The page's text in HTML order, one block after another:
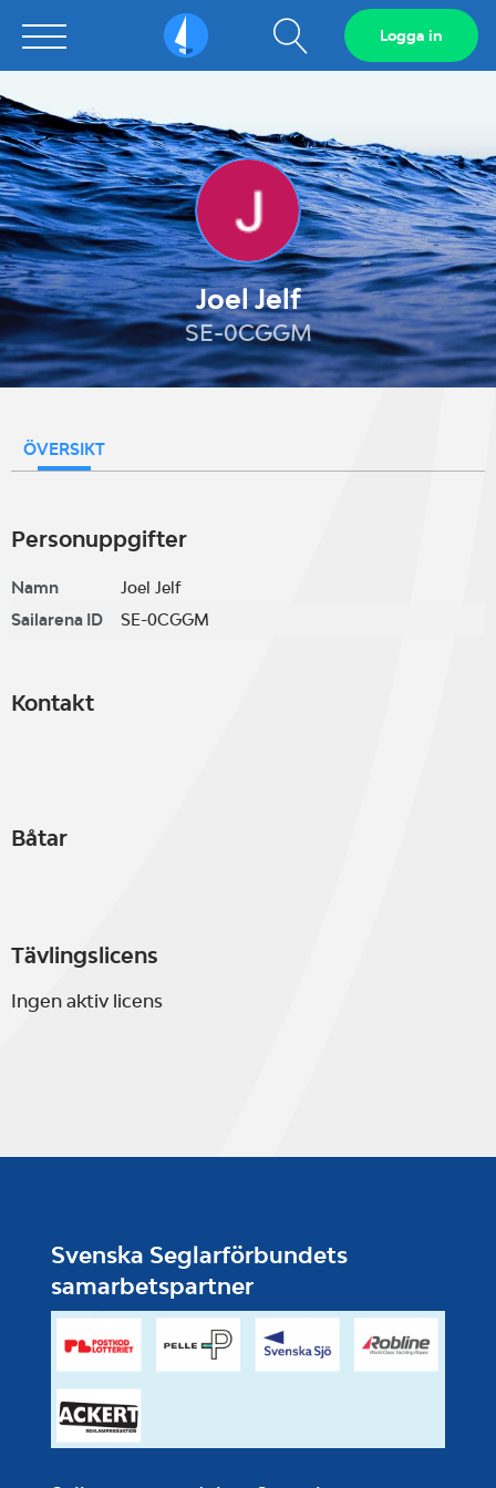
Sailarena Visa
sökfält
Logga in
Joel Jelf
SE-0CGGM
ÖVERSIKT
Personuppgifter
Namn
Joel Jelf
Sailarena ID
SE-0CGGM
Kontakt
Båtar
Tävlingslicens
Ingen aktiv licens
Svenska Seglarförbundets
samarbetspartner